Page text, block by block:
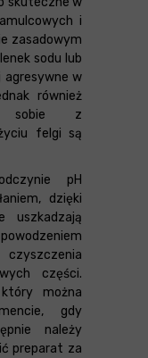
i
zasadowym
sodu lub
agresywne w
również
sobie z
felgi są
pH
dzięki
uszkadzają
części.
można
gdy
należy
preparat za